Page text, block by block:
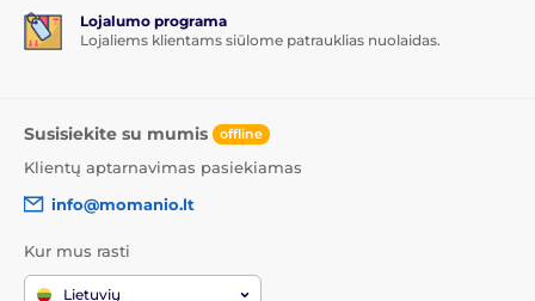
Lojalumo programa
Lojaliems klientams siūlome patrauklias nuolaidas.
Susisiekite su mumis offline
Klientų aptarnavimas pasiekiamas
info@momanio.lt
Kur mus rasti
Lietuvių